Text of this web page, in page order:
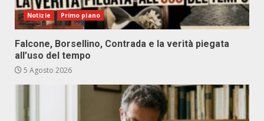
Notizie Primo piano
Falcone, Borsellino, Contrada e la verità piegata
all’uso del tempo
5 Agosto 2026